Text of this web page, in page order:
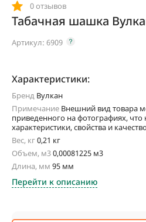
0 отзывов
Табачная шашка
Артикул: 6909
Характеристики:
Бренд Вулкан
Примечание Внешний вид товара
приведенного на фотографиях, что
характеристики, свойства и
Вес, кг0,21 кг
Объем, м30,00081225 м3
Длина, мм 95 мм
Перейти к описанию